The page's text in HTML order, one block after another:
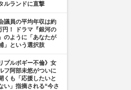
ルランドに直撃
議員の平均年収は約
円！ ドラマ『銀河の
のように「あなたが
」という選択肢
プルボギー不倫》女
フ阿部未悠がついに
くも「応援したいと
い」指摘される“今さ